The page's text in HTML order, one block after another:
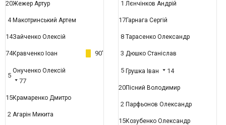
20Жежер Артур
4 Макотринський Артем
14Зайченко Олексій
74Кравченко Іоан 90'
5
Онученко Олексій
77
15Крамаренко Дмитро
2 Агарін Микита
1 Лєнчінков Андрій
17Гарнага Сергій
8 Тарасенко Олександр
3 Дюшко Станіслав
5 Грушка Іван 14
20Пісний Володимир
2 Парфьонов Олександр
15Козубенко Олександр